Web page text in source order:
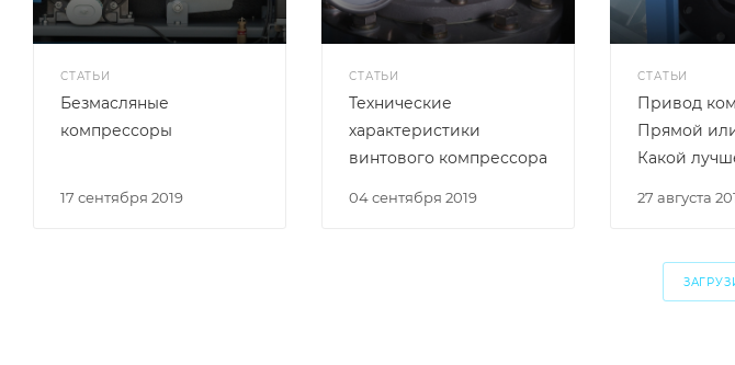
СТАТЬИ
17 сентября 2019
Безмасляные
компрессоры
СТАТЬИ
04 сентября 2019
Технические
характеристики
винтового компрессора
СТАТЬИ
27 августа
Привод
Прямой
Какой